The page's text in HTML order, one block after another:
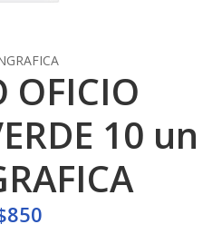
OFICIO
10 un